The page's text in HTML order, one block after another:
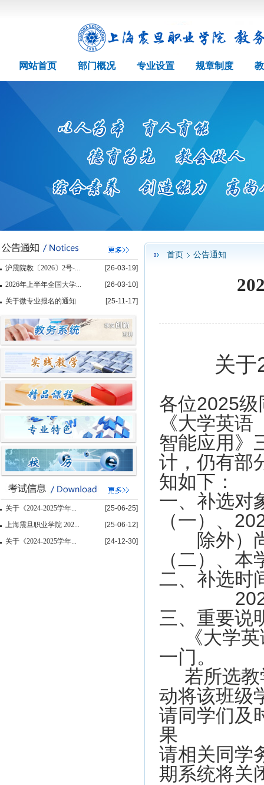
网站首页 部门概况 专业设置 规章制度
沪震院教〔2026〕2号-...
[26-03-19]
2026年上半年全国大学...
[26-03-10]
关于微专业报名的通知
[25-11-17]
关于《2024-2025学年...
[25-06-25]
上海震旦职业学院 202...
[25-06-12]
关于《2024-2025学年...
[24-12-30]
首页 公告通知
关于
各位2025级
《大学英
智能应用》
计，仍有部
知如下：
一、补选对
（一）、
除外）
（二）、
二、补选时
三、重要说
《大学
一门。
若所选
动将该班级
请同学们及
果
请相关同学
期系统将关